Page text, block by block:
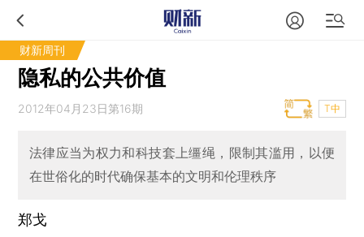
财新周刊
隐私的公共价值
2012年04月23日第16期 T中
法律应当为权力和科技套上缰绳，限制其滥用，以便
在世俗化的时代确保基本的文明和伦理秩序
郑戈